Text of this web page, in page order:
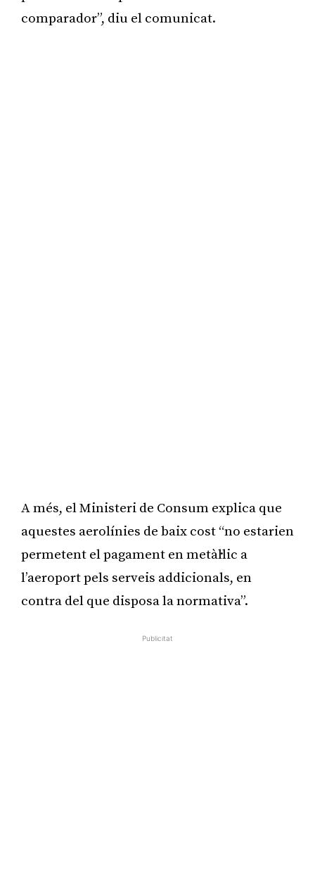
comparador”, diu el comunicat.
A més, el Ministeri de Consum explica que
aquestes aerolínies de baix cost “no estarien
permetent el pagament en metàl·lic a
l’aeroport pels serveis addicionals, en
contra del que disposa la normativa”.
Publicitat